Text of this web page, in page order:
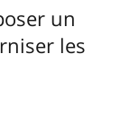
un
les